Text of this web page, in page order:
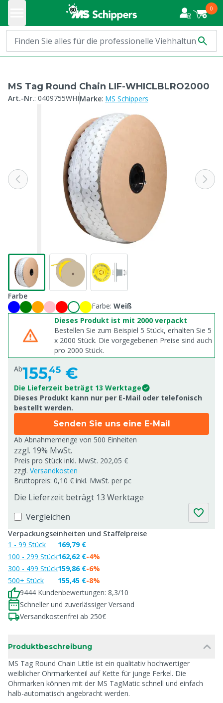
0
MS Tag Round Chain LIF-WHICLBLRO2000
Art.-Nr.: 0409755WHIMarke: MS Schippers
Farbe
Farbe: Weiß
Dieses Produkt ist mit 2000 verpackt
Bestellen Sie zum Beispiel 5 Stück, erhalten Sie 5
x 2000 Stück. Die vorgegebenen Preise sind auch
pro 2000 Stück.
Ab155,45 €
Die Lieferzeit beträgt 13 Werktage
Dieses Produkt kann nur per E-Mail oder telefonisch
bestellt werden.
Senden Sie uns eine E-Mail
Ab Abnahmemenge von 500 Einheiten
zzgl. 19% MwSt.
Preis pro Stück inkl. MwSt. 202,05 €
zzgl. Versandkosten
Bruttopreis: 0,10 € inkl. MwSt. per pc
Die Lieferzeit beträgt 13 Werktage
Vergleichen
Verpackungseinheiten und Staffelpreise
1 - 99 Stück
100 - 299 Stück
300 - 499 Stück
500+ Stück
169,79 €
162,62 €
159,86 €
155,45 €
-4%
-6%
-8%
9444 Kundenbewertungen: 8,3/10
Schneller und zuverlässiger Versand
Versandkostenfrei ab 250€
Produktbeschreibung
MS Tag Round Chain Little ist ein qualitativ hochwertiger
weiblicher Ohrmarkenteil auf Kette für junge Ferkel. Die
Ohrmarken können mit der MS TagMatic schnell und einfach
halb-automatisch angebracht werden.